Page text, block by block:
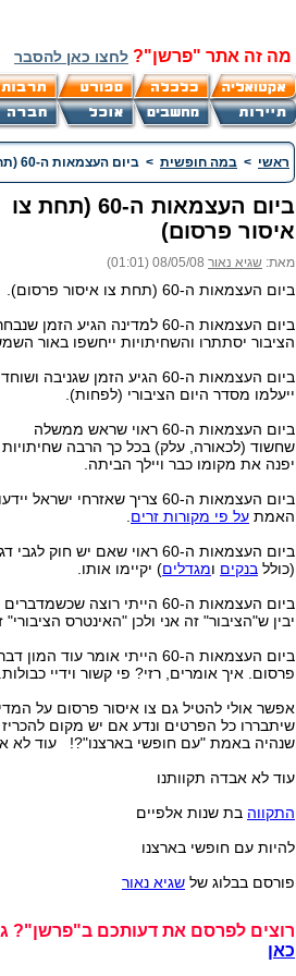
מה זה אתר "פרשן"? לחצו כאן להסבר
ראשי > במה חופשית > ביום העצמאות ה-60 (תחת צו איסור פרסום)
ביום העצמאות ה-60 (תחת צו
איסור פרסום)
מאת: שגיא נאור 08/05/08 (01:01)
ביום העצמאות ה-60 (תחת צו איסור פרסום).
ביום העצמאות ה-60 למדינה הגיע הזמן
הציבור יסתתרו והשחיתויות ייחשפו באור
ביום העצמאות ה-60 הגיע הזמן שגניבה ושוחד
ייעלמו מסדר היום הציבורי (לפחות).
ביום העצמאות ה-60 ראוי שראש ממשלה
שחשוד (לכאורה, עלק) בכל כך הרבה שחיתויות
יפנה את מקומו כבר ויילך הביתה.
ביום העצמאות ה-60 צריך
האמת על פי מקורות זרים
ביום העצמאות ה-60 ראוי שאם יש
(כולל בנקים ומגדלים) יקיימו אותו.
ביום העצמאות ה-60 הייתי רוצה
יבין ש"הציבור" זה אני ולכן "האינטרס הציבורי"
ביום העצמאות ה-60 הייתי אומר
פרסום. איך אומרים, רזי? פי קשור וידיי כבולות.
אפשר אולי להטיל גם צו איסור פרסום על
שיתבררו כל הפרטים ונדע אם יש מקום
שנהיה באמת "עם חופשי בארצנו"?! עוד לא
עוד לא אבדה תקוותנו
התקווה בת שנות אלפיים
להיות עם חופשי בארצנו
פורסם בבלוג של שגיא נאור
רוצים לפרסם את דעותכם ב"פרשן"?
כאן